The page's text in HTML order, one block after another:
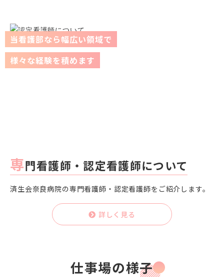
当看護部なら幅広い領域で
様々な経験を積めます
専門看護師・認定看護師について
済生会奈良病院の専門看護師・認定看護師をご紹介します。
詳しく見る
仕事場の様子